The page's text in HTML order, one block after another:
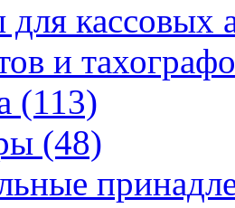
кассовых
и
(113)
(48)